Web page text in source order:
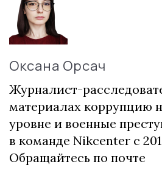
Оксана Орсач
Журналист-
материалах коррупцию
уровне и военные
в команде Nikcenter с
Обращайтесь по почте